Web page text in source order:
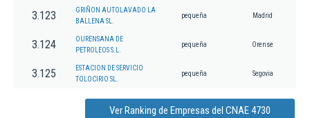
3.123
GRIÑON AUTOLAVADO LA
BALLENA SL.
pequeña Madrid
3.124
OURENSANA DE
PETROLEOS S.L.
pequeña Orense
3.125
ESTACION DE SERVICIO
TOLOCIRIO SL.
pequeña Segovia
Ver Ranking de Empresas del CNAE 4730